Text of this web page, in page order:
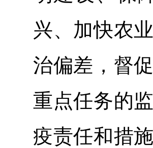
兴、加快农
治偏差，督
重点任务的
疫责任和措